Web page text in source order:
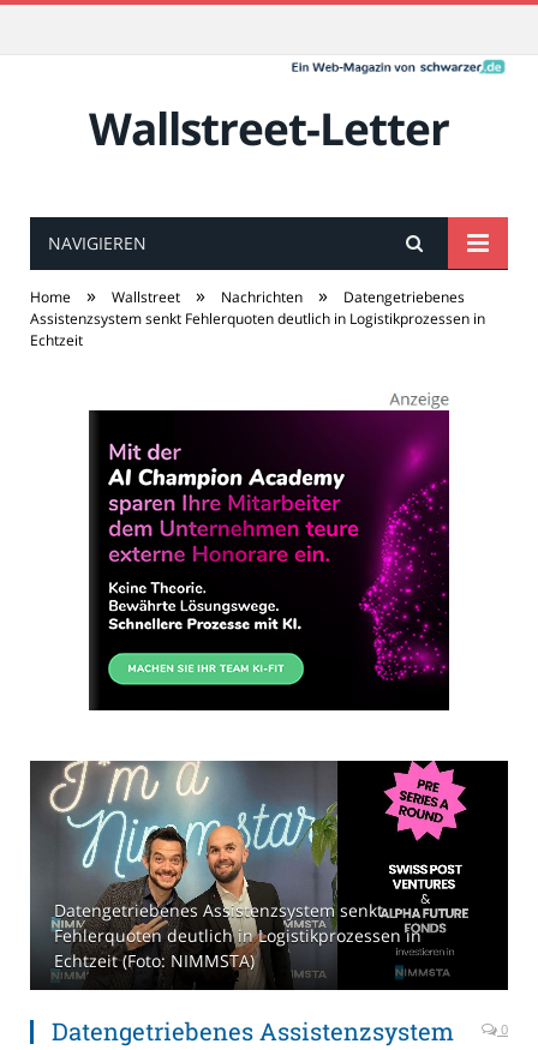
Wallstreet-Letter
NAVIGIEREN
Home » Wallstreet » Nachrichten »
Datengetriebenes
Assistenzsystem senkt Fehlerquoten deutlich in Logistikprozessen in
Echtzeit
Datengetriebenes Assistenzsystem senkt
Fehlerquoten deutlich in Logistikprozessen in
Echtzeit (Foto: NIMMSTA)
Datengetriebenes Assistenzsystem
0